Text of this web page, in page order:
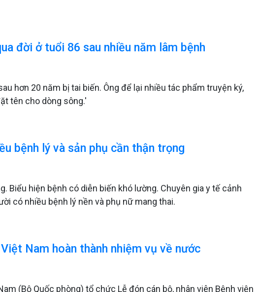
đời ở tuổi 86 sau nhiều năm lâm bệnh
hơn 20 năm bị tai biến. Ông để lại nhiều tác phẩm truyện ký,
tên cho dòng sông.'
bệnh lý và sản phụ cần thận trọng
Biểu hiện bệnh có diễn biến khó lường. Chuyên gia y tế cảnh
có nhiều bệnh lý nền và phụ nữ mang thai.
Nam hoàn thành nhiệm vụ về nước
(Bộ Quốc phòng) tổ chức Lễ đón cán bộ, nhân viên Bệnh viện